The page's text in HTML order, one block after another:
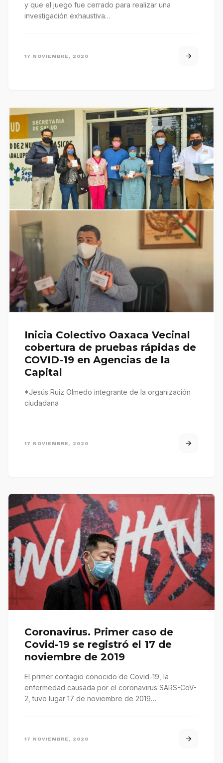
y que el juego fue cerrado para realizar una
investigación exhaustiva…
17 NOVIEMBRE, 2020
Inicia Colectivo Oaxaca Vecinal
cobertura de pruebas rápidas de
COVID-19 en Agencias de la
Capital
*Jesús Ruiz Olmedo integrante de la organización
ciudadana
17 NOVIEMBRE, 2020
Coronavirus. Primer caso de
Covid-19 se registró el 17 de
noviembre de 2019
El primer contagio conocido de Covid-19, la
enfermedad causada por el coronavirus SARS-CoV-
2, tuvo lugar 17 de noviembre de 2019…
17 NOVIEMBRE, 2020